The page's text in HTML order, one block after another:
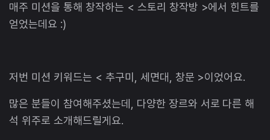
매주 미션을 통해 창작하는 < 스토리 창작방 >에서 힌트를
얻었는데요 :)
저번 미션 키워드는 < 추구미, 세면대, 창문 >이었어요.
많은 분들이 참여해주셨는데, 다양한 장르와 서로 다른 해
석 위주로 소개해드릴게요.